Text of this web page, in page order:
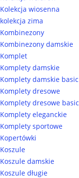
Kolekcja wiosenna
kolekcja zima
Kombinezony
Kombinezony damskie
Komplet
Komplety damskie
Komplety damskie basic
Komplety dresowe
Komplety dresowe basic
Komplety eleganckie
Komplety sportowe
Kopertówki
Koszule
Koszule damskie
Koszule długie